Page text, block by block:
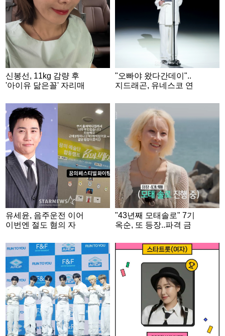
신봉선, 11kg 감량 후
'아이유 닮은꼴' 자리매
"오빠야 왔다간데이"..
지드래곤, 유네스코 연
[스타이슈]
유세윤, 음주운전 이어
이번엔 절도 혐의 자
타이슈]
"43년째 모태솔로" 7기
옥순, 또 등장..파격 금
사계]